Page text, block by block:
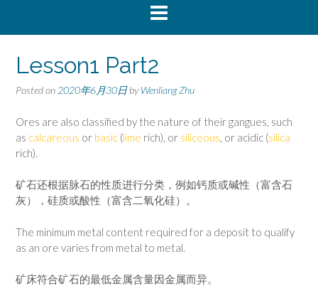
Lesson1 Part2
Posted on 2020年6月30日byWenliang Zhu
Ores are also classified by the nature of their gangues, such
as calcareous or basic (lime rich), or siliceous , or acidic (silica
rich).
矿石还根据脉石的性质进行分类，例如钙质或碱性（富含石
灰），硅质或酸性（富含二氧化硅）。
The minimum metal content required for a deposit to qualify
as an ore varies from metal to metal.
矿床符合矿石的最低金属含量因金属而异。